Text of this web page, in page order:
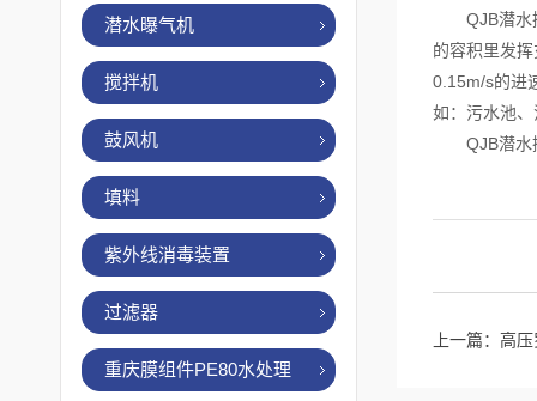
潜水曝气机
搅拌机
鼓风机
填料
紫外线消毒装置
过滤器
重庆膜组件PE80水处理
QJB潜水搅
的容积里发
0.15m/s的进
如：污水池
QJB潜水搅
上一篇： 高压